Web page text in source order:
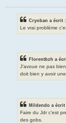
Cryoban a écrit :
Le vrai problème
Florentbzh a
J'avoue ne pas
doit bien y avoir une
Mildendo a écrit
Faire du Jdr c'est
des gobs.